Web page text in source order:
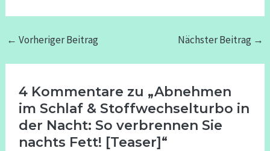
← Vorheriger Beitrag Nächster Beitrag →
4 Kommentare zu „Abnehmen
im Schlaf & Stoffwechselturbo in
der Nacht: So verbrennen Sie
nachts Fett! [Teaser]“